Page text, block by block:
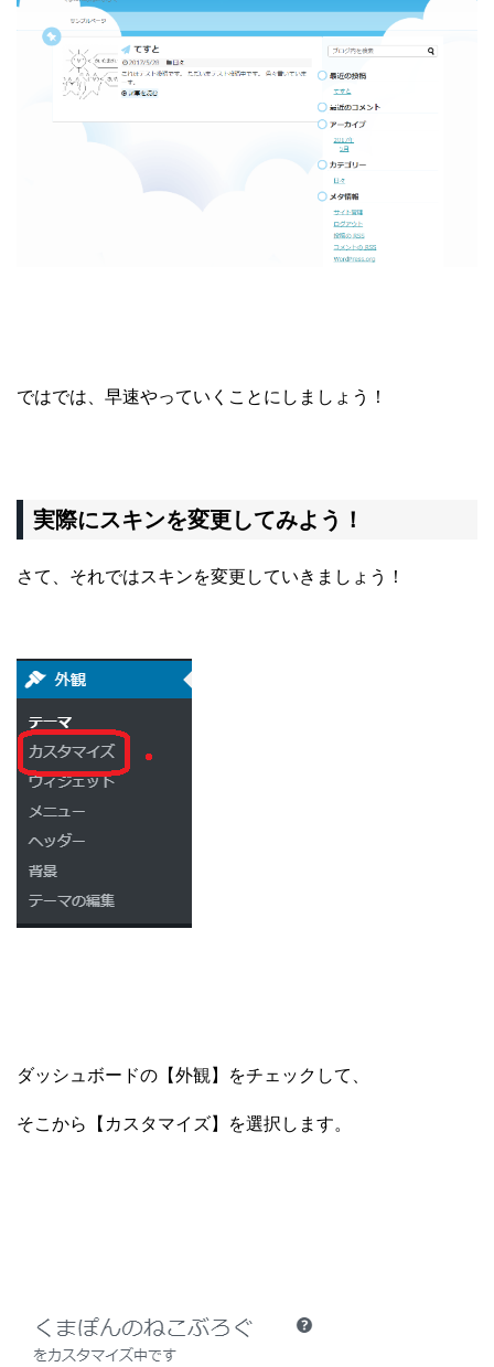
ではでは、早速やっていくことにしましょう！
実際にスキンを変更してみよう！
さて、それではスキンを変更していきましょう！
ダッシュボードの【外観】をチェックして、
そこから【カスタマイズ】を選択します。